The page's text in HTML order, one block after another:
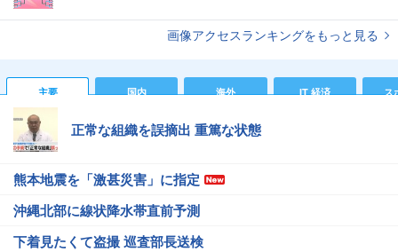
画像アクセスランキングをもっと見る
主要 国内 海外 IT 経済 ス
正常な組織を誤摘出 重篤な状態
熊本地震を「激甚災害」に指定
沖縄北部に線状降水帯直前予測
下着見たくて盗撮 巡査部長送検